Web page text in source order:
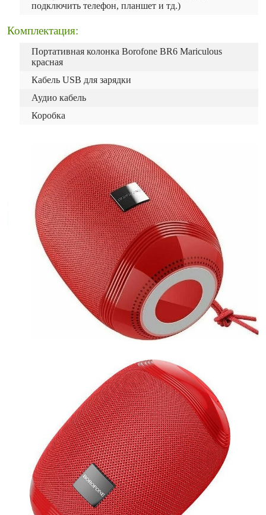
подключить телефон, планшет и тд.)
Комплектация:
Портативная колонка Borofone BR6 Mariculous
красная
Кабель USB для зарядки
Аудио кабель
Коробка